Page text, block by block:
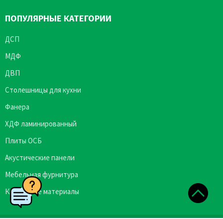
ПОПУЛЯРНЫЕ КАТЕГОРИИ
ДСП
МДФ
ДВП
Столешницы для кухни
Фанера
ХДФ ламинированный
Плиты ОСБ
Акустические панели
Мебельная фурнитура
Кромочные материалы